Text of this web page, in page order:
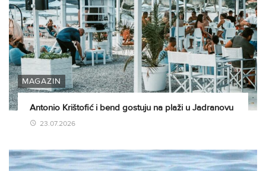
MAGAZIN
Antonio Krištofić i bend gostuju na plaži u Jadranovu
23.07.2026